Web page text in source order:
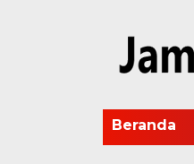
Beranda